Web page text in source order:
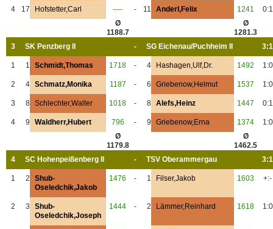
4 17 Hofstetter,Carl ---- - 11 Anderl,Felix 1241
0:1
Ø
1188.7
Ø
1281.3
3
SK Penzberg II - SG Eichenau/Puchheim II 3:1
1 1 Schmidt,Thomas 1718 - 4 Hashagen,Ulf,Dr. 1492 1:0
2 4 Schmatz,Monika 1187 - 6 Griebenow,Helmut 1537 1:0
3 8 Schlechter,Walter 1018 - 8 Alefs,Heinz 1447 0:1
4 9 Waldherr,Hubert 796 - 9 Griebenow,Erna 1374
1:0
Ø
1179.8
Ø
1462.5
4
SC Hohenpeißenberg II - TSV Oberammergau 3:1
1 2
Shub-
Oseledchik,Jakob
1476 - 1 Filser,Jakob 1603 +:-
2 3
Shub-
Oseledchik,Joseph
1444 - 2 Lämmer,Reinhard 1618 1:0